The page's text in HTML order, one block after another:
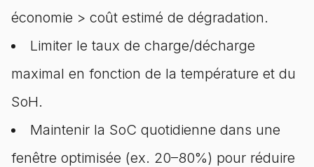
économie > coût estimé de dégradation.
Limiter le taux de charge/décharge
maximal en fonction de la température et du
SoH.
Maintenir la SoC quotidienne dans une
fenêtre optimisée (ex. 20–80%) pour réduire